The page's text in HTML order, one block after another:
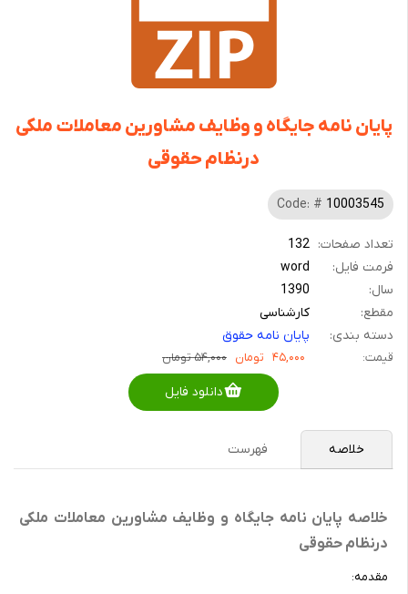
پایان نامه جایگاه و وظایف مشاورین معاملات ملکی
درنظام حقوقی
Code: # 10003545
تعداد صفحات: 132
فرمت فایل:
word
سال:
1390
مقطع:
کارشناسی
دسته بندی:
پایان نامه حقوق
قیمت: ۴۵,۰۰۰ تومان ۵۴,۰۰۰ تومان
دانلود فایل
خلاصه فهرست
خلاصه پایان نامه جایگاه و وظایف مشاورین معاملات ملکی
درنظام حقوقی
مقدمه: